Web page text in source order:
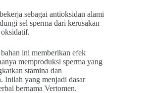
sebagai antioksidan alami
sel sperma dari kerusakan
oksidatif.
ini memberikan efek
memproduksi sperma yang
stamina dan
Inilah yang menjadi dasar
bernama Vertomen.